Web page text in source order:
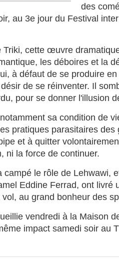
des
au 3e jour du Festival
Triki, cette œuvre
les déboires et la
à défaut de se produire
de se réinventer. Il
pour se donner l'illusion
sa condition de
pratiques parasitaires des
et à quitter
ni la force de continuer.
campé le rôle de Lehwawi,
Eddine Ferrad, ont livré
au grand bonheur des
vendredi à la Maison
impact samedi soir au